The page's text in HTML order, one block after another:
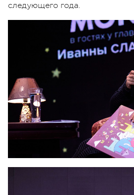
следующего года.